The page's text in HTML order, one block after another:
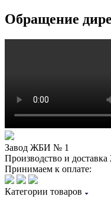
Обращение
Завод ЖБИ № 1
Производство и
Принимаем к оплате:
Категории товаров